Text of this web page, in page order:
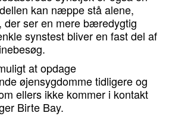
kan næppe stå alene,
der ser en mere bæredygtig
synstest bliver en fast del af
at opdage
øjensygdomme tidligere og
ellers ikke kommer i kontakt
Birte Bay.